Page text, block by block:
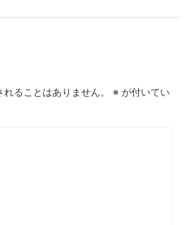
ることはありません。 ※ が付いてい